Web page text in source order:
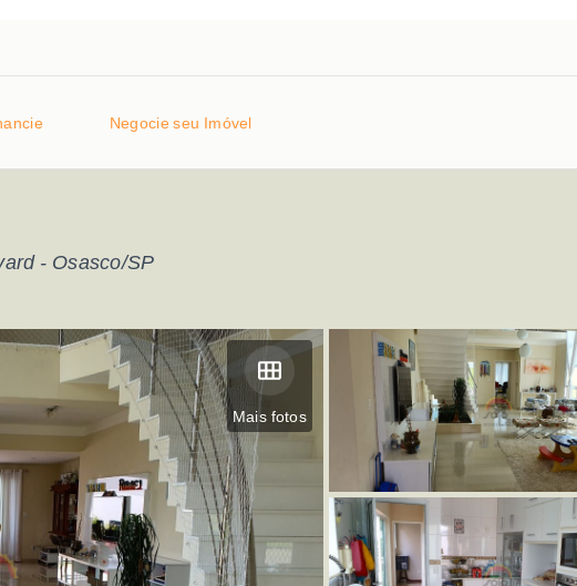
Negocie seu Imóvel
- Osasco/SP
Mais fotos